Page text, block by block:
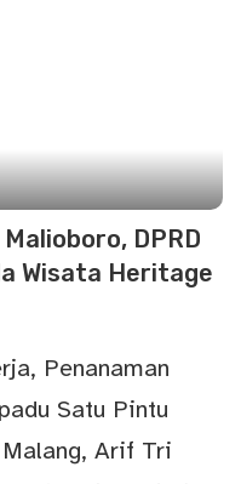
DPRD
Wisata Heritage